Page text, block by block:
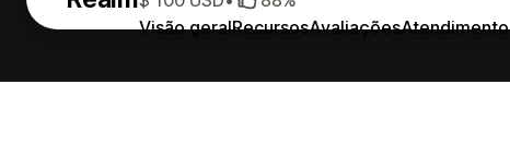
Visão geralRecursosAvaliaçõesAtendimento